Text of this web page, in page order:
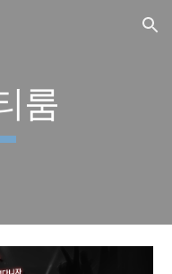
Skip to navigation
룸